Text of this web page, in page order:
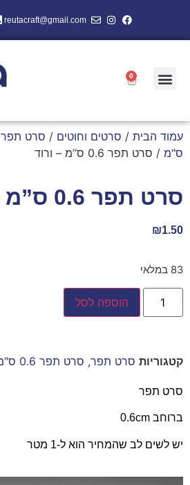
reutacraft@gmail.com
0
עמוד הבית / סרטים וחוטים / סרט תפר
ס"מ / סרט תפר 0.6 ס”מ – ורוד
סרט תפר 0.6 ס”מ – ורוד
₪1.50
83 במלאי
הוספה לסל
קטגוריות סרט תפר, סרט תפר 0.6 ס"מ
סרט תפר
ברוחב 0.6cm
יש לשים לב שהמחיר הוא ל-1 מטר